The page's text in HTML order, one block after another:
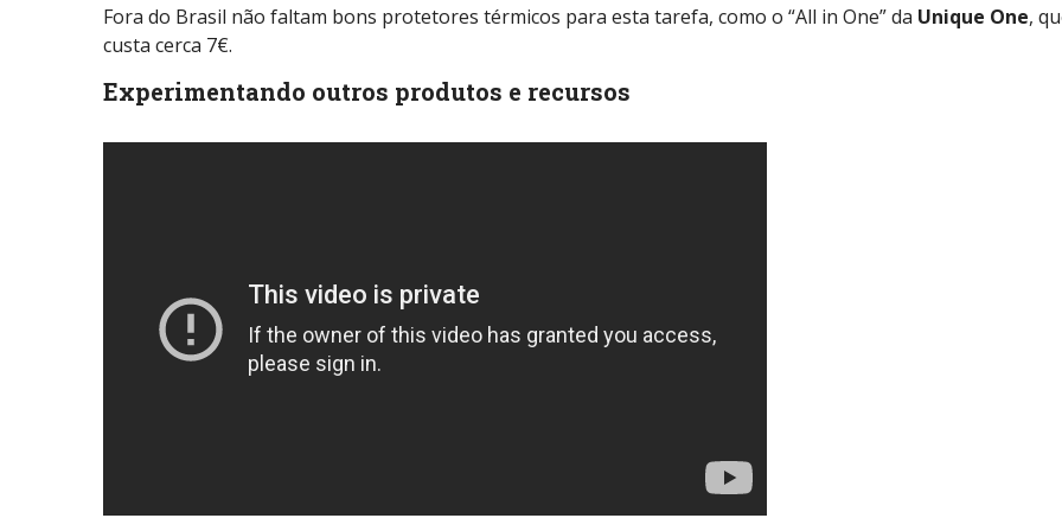
Fora do Brasil não faltam bons protetores térmicos para esta tarefa, como o “All in One” da Unique One,
custa cerca 7€.
Experimentando outros produtos e recursos